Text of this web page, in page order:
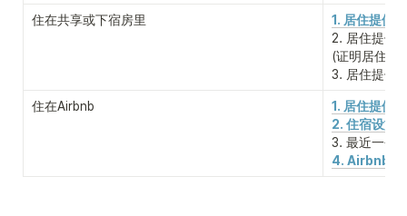
住在共享或下宿房里
1. 居住提供
2. 居住提供
(证明居住提
3. 居住提供
住在Airbnb
1. 居住提供
2. 住宿设施
3. 最近一个
4. Airbnb